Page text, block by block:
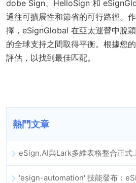
dobe Sign、HelloSign 和
通往可擴展性和節省的可行路徑。
擇，eSignGlobal 在亞太運營中脫
的全球支持之間取得平衡。根據您
評估，以找到最佳匹配。
熱門文章